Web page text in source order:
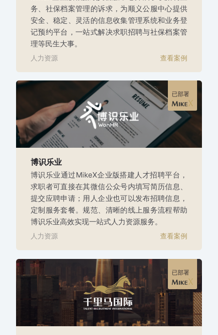
务、社保档案管理的诉求，为顺义公服中心提供
安全、稳定、灵活的信息收集管理系统和业务登
记预约平台，一站式解决求职招聘与社保档案管
理等民生大事。
人力资源 查看案例
已部署
博识乐业
博识乐业通过MikeX企业版搭建人才招聘平台，
求职者可直接在其微信公众号内填写简历信息、
提交应聘申请；用人企业也可以发布招聘信息，
定制服务套餐。规范、清晰的线上服务流程帮助
博识乐业高效实现一站式人力资源服务。
人力资源 查看案例
已部署